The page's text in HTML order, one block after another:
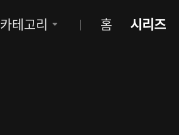
카테고리 홈 시리즈